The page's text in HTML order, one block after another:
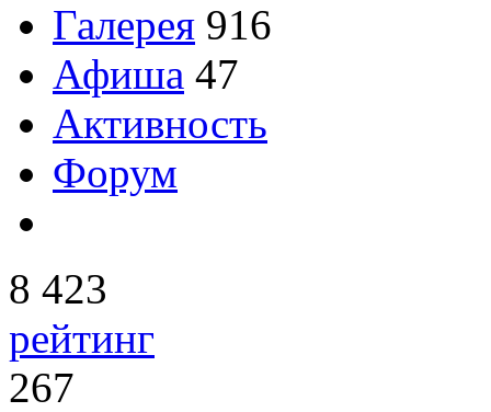
Галерея 916
Афиша 47
Активность
Форум
8 423
рейтинг
267